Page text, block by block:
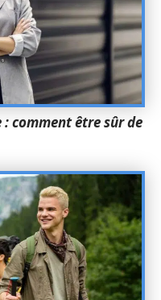
comment être sûr de